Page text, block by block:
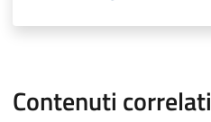
Contenuti correlati